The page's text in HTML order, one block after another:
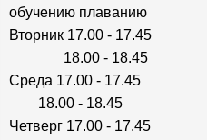
обучению плаванию
Вторник 17.00 - 17.45
18.00 - 18.45
Среда 17.00 - 17.45
18.00 - 18.45
Четверг 17.00 - 17.45